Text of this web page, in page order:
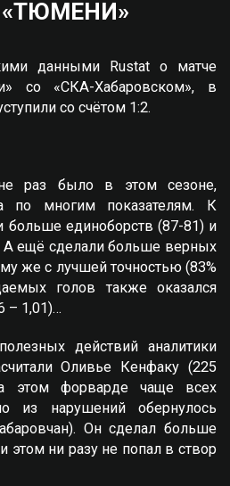
данными Rustat о матче
со «СКА-Хабаровском», в
со счётом 1:2.
раз было в этом сезоне,
по многим показателям. К
больше единоборств (87-81) и
ещё сделали больше верных
же с лучшей точностью (83%
голов также оказался
– 1,01)…
действий аналитики
Оливье Кенфаку (225
этом форварде чаще всех
из нарушений обернулось
Он сделал больше
этом ни разу не попал в створ